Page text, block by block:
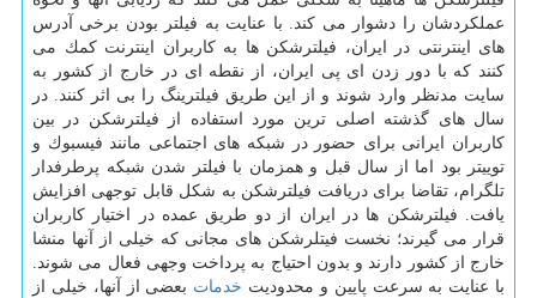
عملكردشان را دشوار می كند. با عنایت به فیلتر بودن برخی آدرس
های اینترنتی در ایران، فیلترشكن ها به كاربران اینترنت كمك می
كنند كه با دور زدن ای پی ایران، از نقطه ای در خارج از كشور به
سایت مدنظر وارد شوند و از این طریق فیلترینگ را بی اثر كنند. در
سال های گذشته اصلی ترین مورد استفاده از فیلترشكن در بین
كاربران ایرانی برای حضور در شبكه های اجتماعی مانند فیسبوك و
توییتر بود اما از سال قبل و همزمان با فیلتر شدن شبكه پرطرفدار
تلگرام، تقاضا برای دریافت فیلترشكن به شكل قابل توجهی افزایش
یافت. فیلترشكن ها در ایران از دو طریق عمده در اختیار كاربران
قرار می گیرند؛ نخست فیتلرشكن های مجانی كه خیلی از آنها منشا
خارج از كشور دارند و بدون احتیاج به پرداخت وجهی فعال می شوند.
با عنایت به سرعت پایین و محدودیت خدمات بعضی از آنها، خیلی از